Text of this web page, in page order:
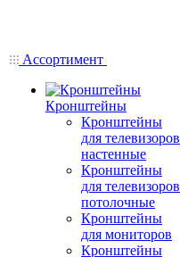
Ассортимент
Кронштейны
Кронштейны
для телевизоров
настенные
Кронштейны
для телевизоров
потолочные
Кронштейны
для мониторов
Кронштейны